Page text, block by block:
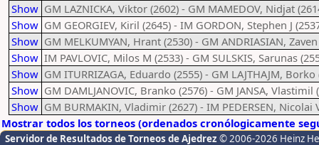
Show GM LAZNICKA, Viktor (2602) - GM MAMEDOV, Nidjat
Show GM GEORGIEV, Kiril (2645) - IM GORDON, Stephen J
Show GM MELKUMYAN, Hrant (2530) - GM ANDRIASIAN,
Show IM PAVLOVIC, Milos M (2533) - GM SULSKIS, Sarunas
Show GM ITURRIZAGA, Eduardo (2555) - GM LAJTHAJM, Borko
Show GM DAMLJANOVIC, Branko (2576) - GM JANSA, Vlastimil
Show GM BURMAKIN, Vladimir (2627) - IM PEDERSEN, Nicolai
Mostrar todos los torneos (ordenados cronólogicamente
Servidor de Resultados de Torneos de Ajedrez © 2006-2026 Heinz